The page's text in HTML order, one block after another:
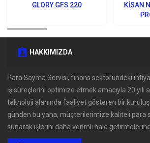
GLORY GFS 220
KISAN
HAKKIMIZDA
Para Sayma Servisi, finans sektöründeki
iş süreçlerini optimize etmek amacıyla 20 yılı
teknoloji alanında faaliyet gösteren bir
günden bu yana, müşterilerimize kaliteli para
sunarak işlerini daha verimli hale getirmelerine